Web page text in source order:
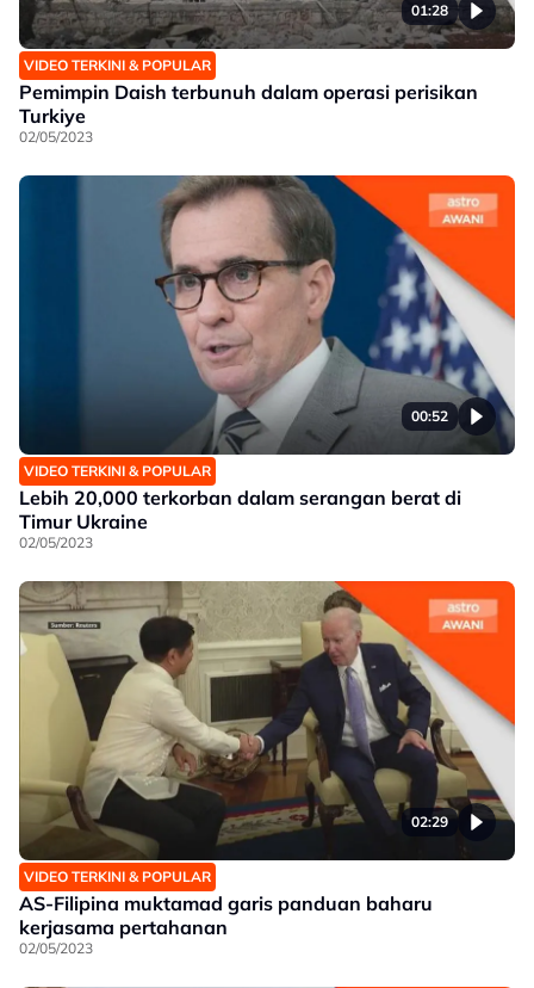
01:28
VIDEO TERKINI & POPULAR
Pemimpin Daish terbunuh dalam operasi perisikan
Turkiye
02/05/2023
00:52
VIDEO TERKINI & POPULAR
Lebih 20,000 terkorban dalam serangan berat di
Timur Ukraine
02/05/2023
02:29
VIDEO TERKINI & POPULAR
AS-Filipina muktamad garis panduan baharu
kerjasama pertahanan
02/05/2023